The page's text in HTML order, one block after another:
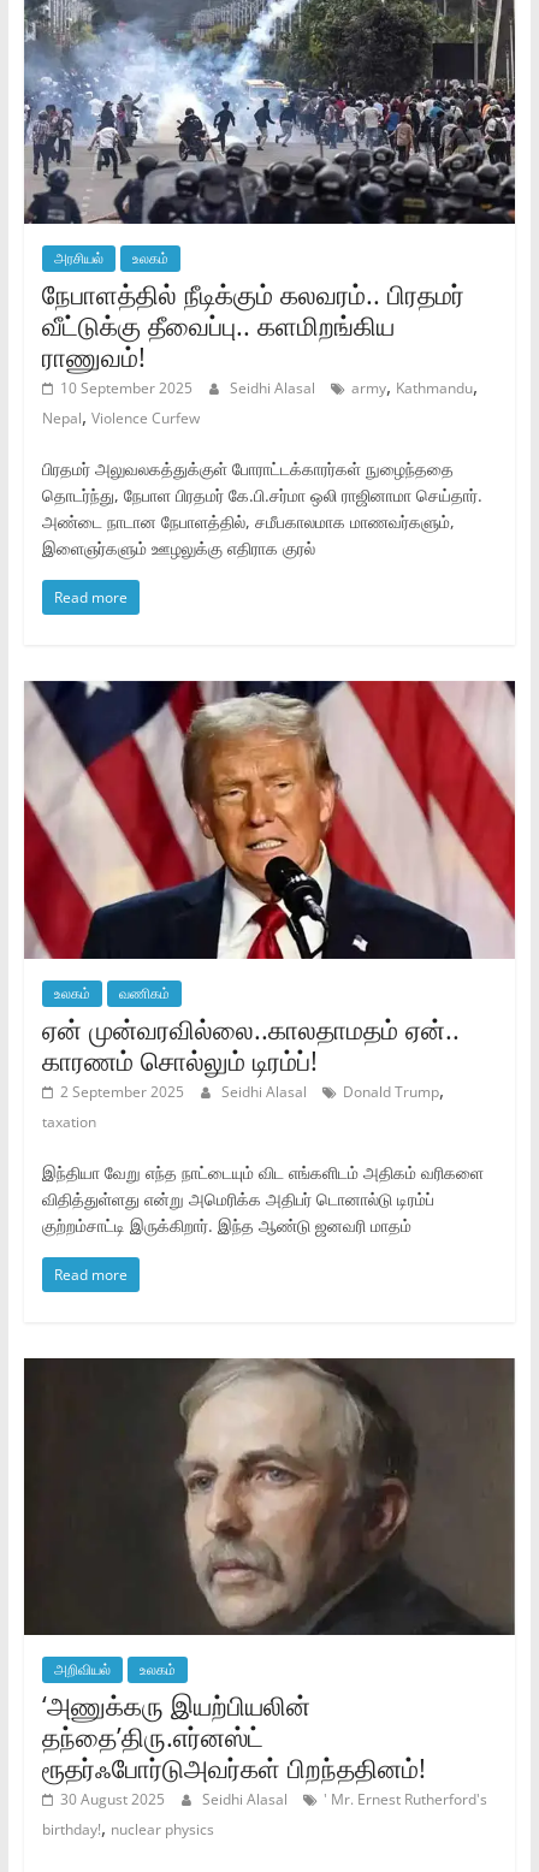
அரசியல் உலகம்
நேபாளத்தில் நீடிக்கும் கலவரம்.. பிரதமர்
வீட்டுக்கு தீவைப்பு.. களமிறங்கிய
ராணுவம்!
10 September 2025 Seidhi Alasal army, Kathmandu,
Nepal, Violence Curfew
பிரதமர் அலுவலகத்துக்குள் போராட்டக்காரர்கள் நுழைந்ததை
தொடர்ந்து, நேபாள பிரதமர் கே.பி.சர்மா ஒலி ராஜினாமா செய்தார்.
அண்டை நாடான நேபாளத்தில், சமீபகாலமாக மாணவர்களும்,
இளைஞர்களும் ஊழலுக்கு எதிராக குரல்
Read more
உலகம் வணிகம்
ஏன் முன்வரவில்லை..காலதாமதம் ஏன்..
காரணம் சொல்லும் டிரம்ப்!
2 September 2025 Seidhi Alasal Donald Trump,
taxation
இந்தியா வேறு எந்த நாட்டையும் விட எங்களிடம் அதிகம் வரிகளை
விதித்துள்ளது என்று அமெரிக்க அதிபர் டொனால்டு டிரம்ப்
குற்றம்சாட்டி இருக்கிறார். இந்த ஆண்டு ஜனவரி மாதம்
Read more
அறிவியல் உலகம்
‘அணுக்கரு இயற்பியலின்
தந்தை’திரு.எர்னஸ்ட்
ரூதர்ஃபோர்டுஅவர்கள் பிறந்ததினம்!
30 August 2025 Seidhi Alasal
' Mr. Ernest Rutherford's
birthday!, nuclear physics